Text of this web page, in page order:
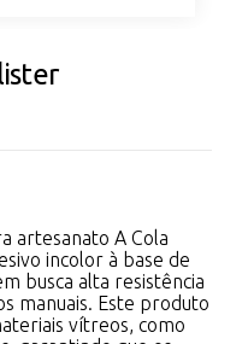
artesanato A Cola
incolor à base de
busca alta resistência
manuais. Este produto
vítreos, como